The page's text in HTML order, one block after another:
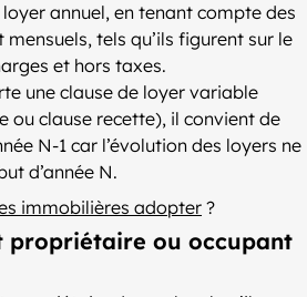
annuel, en tenant compte des
mensuels, tels qu’ils figurent sur le
et hors taxes.
une clause de loyer variable
ou clause recette), il convient de
N-1 car l’évolution des loyers ne
d’année N.
immobilières adopter?
propriétaire ou occupant